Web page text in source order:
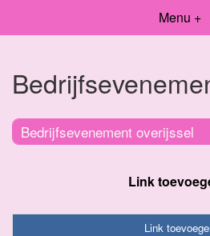
Menu +
Bedrijfsevenement overijssel
Link
Link